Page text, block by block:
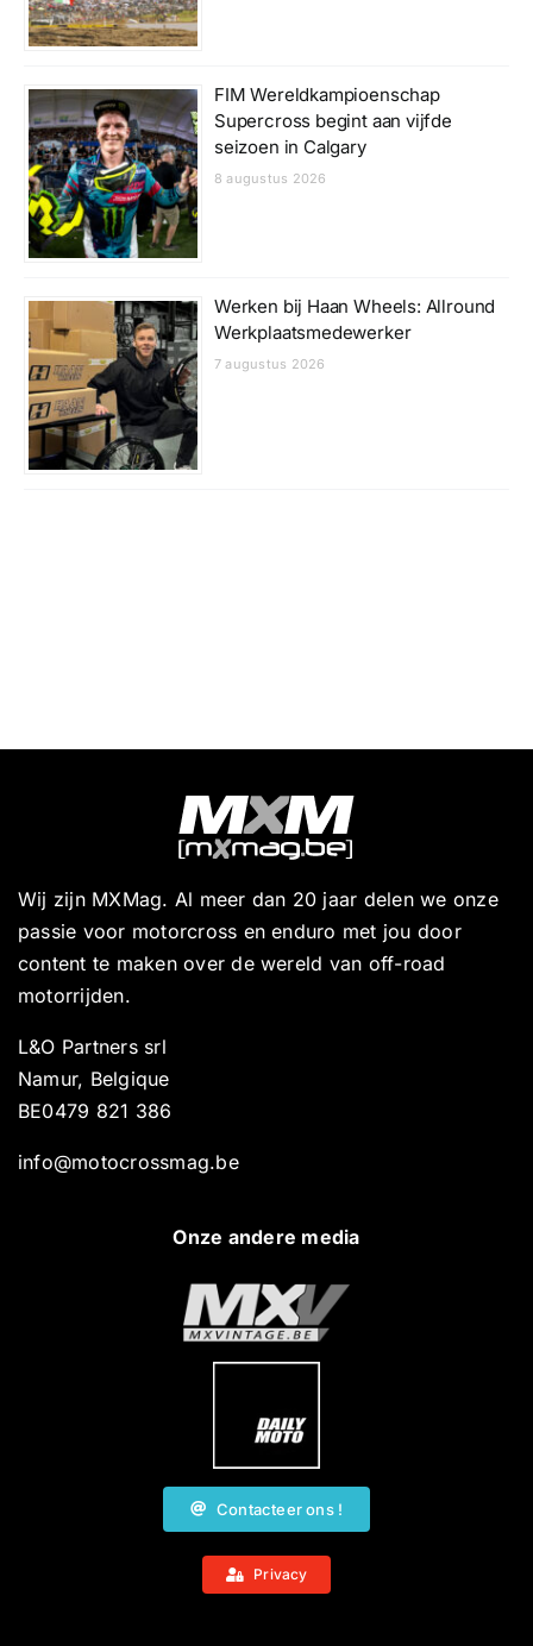
FIM Wereldkampioenschap
Supercross begint aan vijfde
seizoen in Calgary
8 augustus 2026
Werken bij Haan Wheels: Allround
Werkplaatsmedewerker
7 augustus 2026
Wij zijn MXMag. Al meer dan 20 jaar delen we onze
passie voor motorcross en enduro met jou door
content te maken over de wereld van off-road
motorrijden.
L&O Partners srl
Namur, Belgique
BE0479 821 386
info@motocrossmag.be
Onze andere media
Contacteer ons !
Privacy